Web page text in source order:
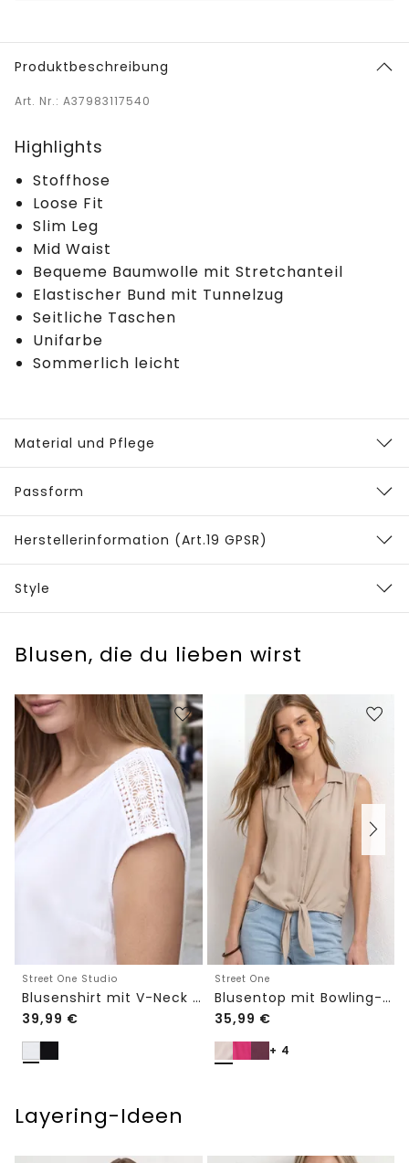
Produktbeschreibung
Art. Nr.: A37983117540
Highlights
Stoffhose
Loose Fit
Slim Leg
Mid Waist
Bequeme Baumwolle mit Stretchanteil
Elastischer Bund mit Tunnelzug
Seitliche Taschen
Unifarbe
Sommerlich leicht
Material und Pflege
Passform
Herstellerinformation (Art.19 GPSR)
Style
Blusen, die du lieben wirst
Street One Studio
Blusenshirt mit V-Neck und Spitze
39,99 €
Street One
Blusentop mit Bowling-Kragen und Knoten
35,99 €
+ 4
Layering-Ideen